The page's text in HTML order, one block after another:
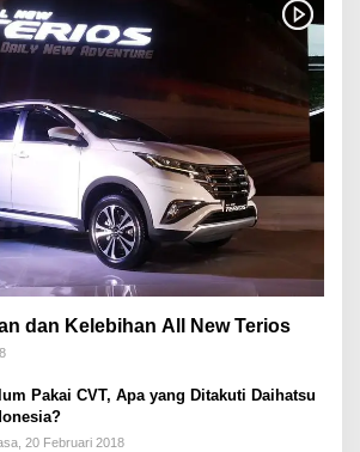
dan Kelebihan All New Terios
Pakai CVT, Apa yang Ditakuti Daihatsu
20 Februari 2018